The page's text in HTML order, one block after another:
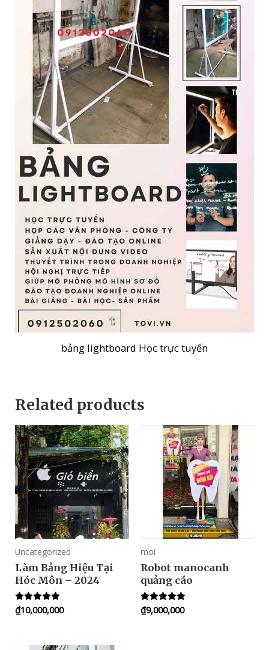
bảng lightboard Học trực tuyến
Related products
Uncategorized
Làm Bảng Hiệu Tại
Hóc Môn – 2024
Rated
5.00
₫10,000,000
moi
Robot manocanh
quảng cáo
Rated
5.00
₫9,000,000